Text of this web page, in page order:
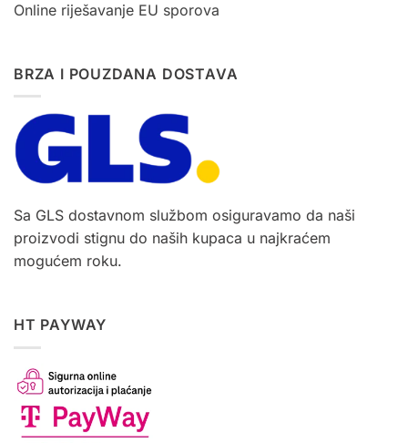
Online riješavanje EU sporova
BRZA I POUZDANA DOSTAVA
Sa GLS dostavnom službom osiguravamo da naši
proizvodi stignu do naših kupaca u najkraćem
mogućem roku.
HT PAYWAY